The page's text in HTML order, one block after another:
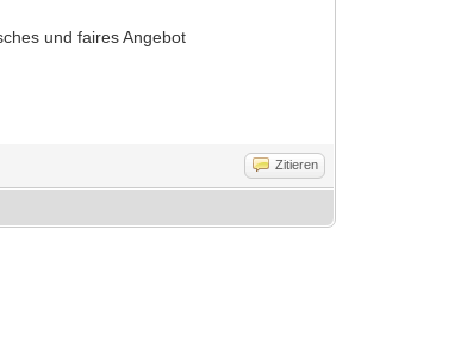
und faires Angebot
Zitieren